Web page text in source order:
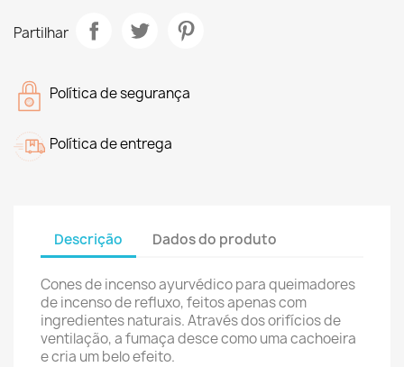
Partilhar
Política de segurança
Política de entrega
Descrição Dados do produto
Cones de incenso ayurvédico para queimadores
de incenso de refluxo, feitos apenas com
ingredientes naturais. Através dos orifícios de
ventilação, a fumaça desce como uma cachoeira
e cria um belo efeito.